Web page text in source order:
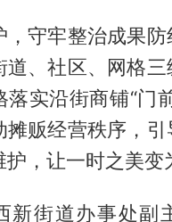
，守牢整治成果
道、社区、网格
实沿街商铺“门
摊贩经营秩序，
，让一时之美变
新街道办事处副